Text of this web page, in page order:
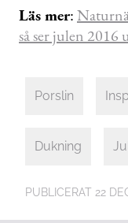
Läs mer:
så ser julen 2016
Porslin
Dukning
PUBLICERAT 22